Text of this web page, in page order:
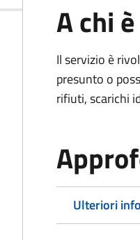
A chi
Il servizio è
presunto o
rifiuti, scarichi
Ulteriori